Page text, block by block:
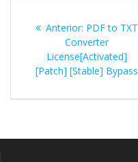
de
Post
Anterior: Post
anterior:
PDF to TXT
Converter
License[Activated]
[Patch] [Stable] Bypass